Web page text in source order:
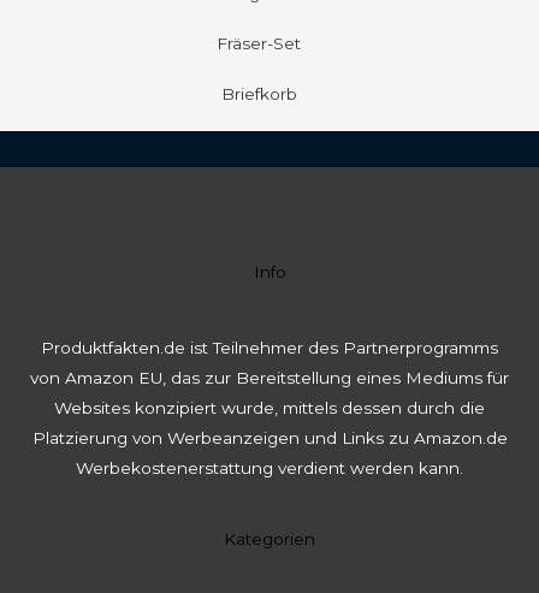
Fräser-Set
Briefkorb
Info
Produktfakten.de ist Teilnehmer des Partnerprogramms
von Amazon EU, das zur Bereitstellung eines Mediums für
Websites konzipiert wurde, mittels dessen durch die
Platzierung von Werbeanzeigen und Links zu Amazon.de
Werbekostenerstattung verdient werden kann.
Kategorien